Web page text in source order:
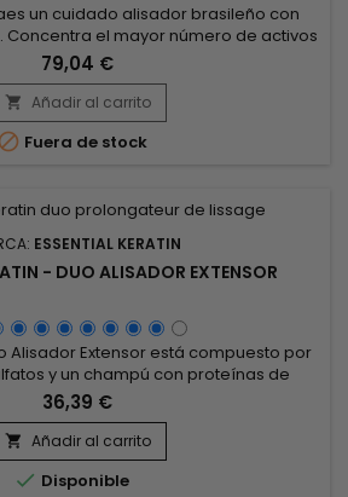
un cuidado alisador brasileño con
Concentra el mayor número de activos
100% (incluso el cabello encrespado),
el cabello, de la raíz a las
excepcional a base de ADN, Seriliss,
y aceites preciosos revitaliza,
fortalece,...
79,04 €
 Añadir al carrito
 Fuera de stock
ESSENTIAL KERATIN
- DUO ALISADOR EXTENSOR
Alisador Extensor está compuesto por
y un champú con proteínas de
Tratamiento alisante prolongador,
amplifica el efecto del alisado, protege
Rico en 10 aceites y queratina,
del alisado, el cabello queda
disciplinado,...
36,39 €
 Añadir al carrito
 Disponible